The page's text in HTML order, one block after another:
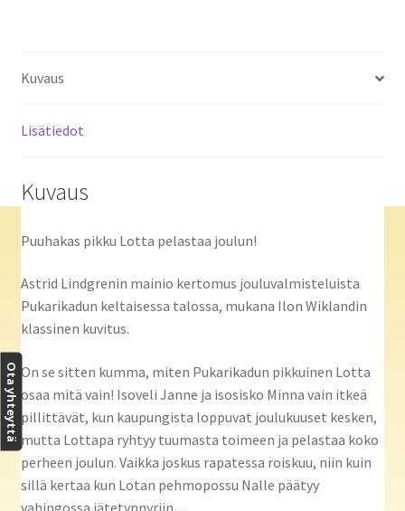
Kuvaus
Lisätiedot
Kuvaus
Puuhakas pikku Lotta pelastaa joulun!
Astrid Lindgrenin mainio kertomus jouluvalmisteluista
Pukarikadun keltaisessa talossa, mukana Ilon Wiklandin
klassinen kuvitus.
On se sitten kumma, miten Pukarikadun pikkuinen Lotta
osaa mitä vain! Isoveli Janne ja isosisko Minna vain itkeä
pillittävät, kun kaupungista loppuvat joulukuuset kesken,
mutta Lottapa ryhtyy tuumasta toimeen ja pelastaa koko
perheen joulun. Vaikka joskus rapatessa roiskuu, niin kuin
sillä kertaa kun Lotan pehmopossu Nalle päätyy
vahingossa jätetynnyriin…
Ota yhteyttä